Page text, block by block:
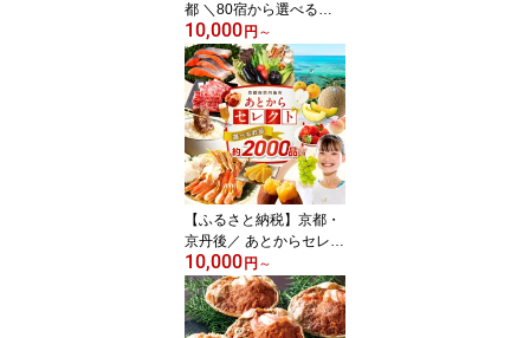
都 ＼80宿から選べる／
【京丹後市観光公社】 京
丹後 宿泊 クーポン 1枚
3,000円分～ 選べる 金額
枚数 旅行券 宿泊券 チケ
ット 旅行 クーポン 旅 ギ
フト 海の 京都 ふるさと
納税 京都 旅行券 京都府
夕日ヶ浦温泉
10,000 円 ～
【ふるさと納税】京都・
京丹後／ あとからセレク
ト【ふるさとギフト】寄
附1～4万円相当 選べる
ギフト 券 野菜 米 フルー
ツカタログ ビール グル
10,000 円 ～